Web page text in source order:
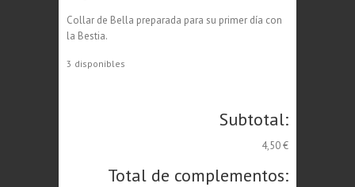
Collar de Bella preparada para su primer día con
la Bestia.
3 disponibles
Subtotal:
4,50 €
Total de complementos: